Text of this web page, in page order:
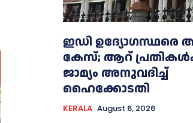
ഇഡി ഉദ്യോഗസ്ഥരെ
കേസ്; ആറ്
ജാമ്യം അനുവദിച്ച്‌
ഹൈക്കോടതി
KERALA August 6, 2026